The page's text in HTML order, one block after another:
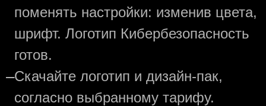
поменять настройки: изменив цвета,
шрифт. Логотип Кибербезопасность
готов.
—Скачайте логотип и дизайн-пак,
согласно выбранному тарифу.